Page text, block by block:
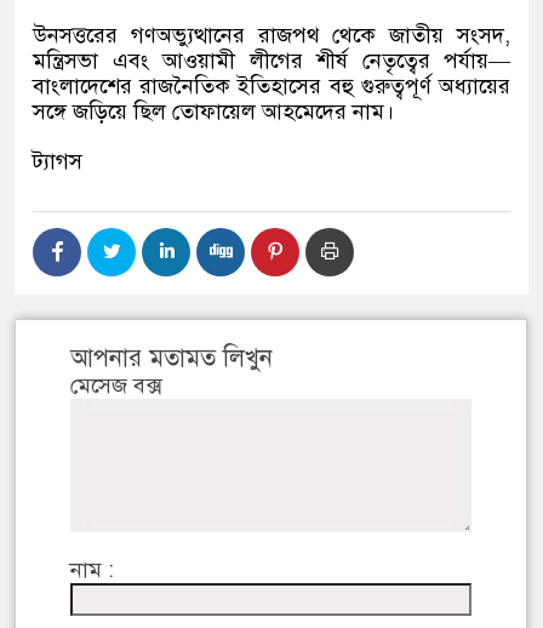
উনসত্তরের গণঅভ্যুত্থানের রাজপথ থেকে জাতীয় সংসদ,
মন্ত্রিসভা এবং আওয়ামী লীগের শীর্ষ নেতৃত্বের পর্যায়—
বাংলাদেশের রাজনৈতিক ইতিহাসের বহু গুরুত্বপূর্ণ অধ্যায়ের
সঙ্গে জড়িয়ে ছিল তোফায়েল আহমেদের নাম।
ট্যাগস
আপনার মতামত লিখুন
মেসেজ বক্স
নাম :